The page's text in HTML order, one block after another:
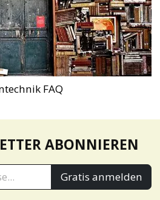
FAQ
ABONNIEREN
Gratis anmelden